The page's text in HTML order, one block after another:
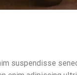
suspendisse